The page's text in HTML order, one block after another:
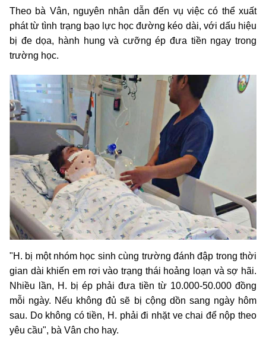
Theo bà Vân, nguyên nhân dẫn đến vụ việc có thể xuất
phát từ tình trạng bạo lực học đường kéo dài, với dấu hiệu
bị đe dọa, hành hung và cưỡng ép đưa tiền ngay trong
trường học.
"H. bị một nhóm học sinh cùng trường đánh đập trong thời
gian dài khiến em rơi vào trạng thái hoảng loạn và sợ hãi.
Nhiều lần, H. bị ép phải đưa tiền từ 10.000-50.000 đồng
mỗi ngày. Nếu không đủ sẽ bị cộng dồn sang ngày hôm
sau. Do không có tiền, H. phải đi nhặt ve chai để nộp theo
yêu cầu", bà Vân cho hay.